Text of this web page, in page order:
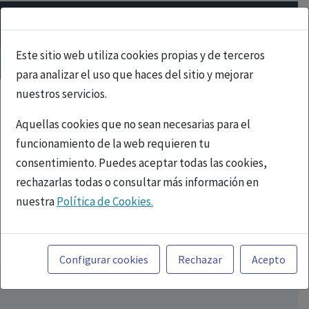
Este sitio web utiliza cookies propias y de terceros
para analizar el uso que haces del sitio y mejorar
nuestros servicios.
Aquellas cookies que no sean necesarias para el
funcionamiento de la web requieren tu
consentimiento. Puedes aceptar todas las cookies,
rechazarlas todas o consultar más información en
nuestraPolítica de Cookies.
Toda la información incluida en la Página Web está
referida a productos del mercado español y, por
tanto, dirigida a profesionales sanitarios legalmente
facultados para prescribir o dispensar medicamentos
Configurar cookies Rechazar Acepto